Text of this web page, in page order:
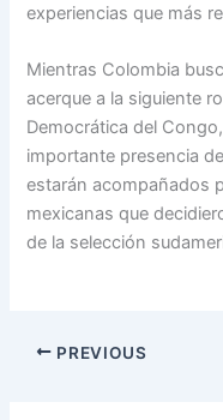
experiencias que más
Mientras Colombia
acerque a la siguiente
Democrática del
importante presencia
estarán acompañados
mexicanas que
de la selección
PREVIOUS